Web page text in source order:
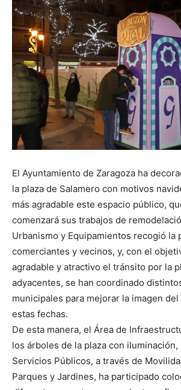
El Ayuntamiento de Zaragoza ha
la plaza de Salamero con motivos
más agradable este espacio público,
comenzará sus trabajos de
Urbanismo y Equipamientos recogió la
comerciantes y vecinos, y, con el
agradable y atractivo el tránsito por la
adyacentes, se han coordinado
municipales para mejorar la imagen
estas fechas.
De esta manera, el Área de
los árboles de la plaza con
Servicios Públicos, a través de
Parques y Jardines, ha participado